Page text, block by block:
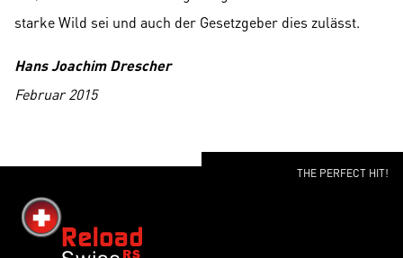
starke Wild sei und auch der Gesetzgeber dies zulässt.
Hans Joachim Drescher
Februar 2015
THE PERFECT HIT!